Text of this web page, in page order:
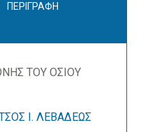
ΠΕΡΙΓΡΑΦΗ
ΤΟΥ ΟΣΙΟΥ
Ι. ΛΕΒΑΔΕΩΣ